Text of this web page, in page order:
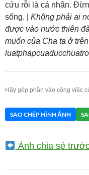
cứu rỗi là cá nhân.
sống. | Không phải ai
được vào nước thiên
muốn của Cha ta ở
Hãy góp phần vào công việc
SAO CHÉP HÌNH ẢNH
Ảnh chia sẻ